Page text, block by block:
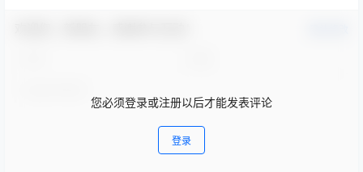
您必须登录或注册以后才能发表评论
登录